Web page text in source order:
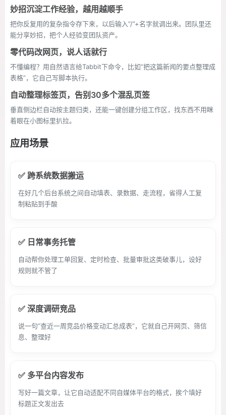
妙招沉淀工作经验，越用越顺手
把你反复用的复杂指令存下来，以后输入“/”+名字就调出来。团队里还
能分享妙招，把个人经验变团队资产。
零代码改网页，说人话就行
不懂编程？用自然语言给Tabbit下命令，比如“把这篇新闻的要点整理成
表格”，它自己写脚本执行。
自动整理标签页，告别30多个混乱页签
垂直侧边栏自动按主题归类，还能一键创建分组工作区，找东西不用眯
着眼在小图标里扒拉。
应用场景
✅ 跨系统数据搬运
在好几个后台系统之间自动填表、录数据、走流程，省得人工复
制粘贴到手酸
✅ 日常事务托管
自动帮你处理工单回复、定时检查、批量审批这类破事儿，设好
规则就不管了
✅ 深度调研竞品
说一句“查近一周竞品价格变动汇总成表”，它就自己开网页、筛信
息、整理好
✅ 多平台内容发布
写好一篇文章，让它自动适配不同自媒体平台的格式，挨个填好
标题正文发出去